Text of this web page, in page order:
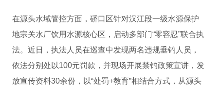
在源头水域管控方面，硚口区针对汉江段一级水源保护
地宗关水厂饮用水源核心区，启动多部门“零容忍”联合执
法。近日，执法人员在巡查中发现两名违规垂钓人员，
依法分别处以100元罚款，并现场开展禁钓政策宣讲，发
放宣传资料30余份，以“处罚+教育”相结合方式，从源头